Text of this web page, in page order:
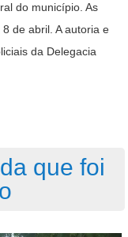
do município. As
de abril. A autoria e
da Delegacia
que foi